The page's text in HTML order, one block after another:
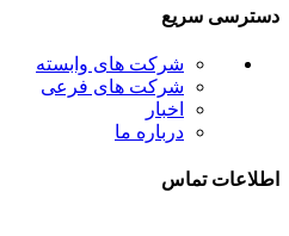
دسترسی سریع
شرکت های وابسته
شرکت های فرعی
اخبار
درباره ما
اطلاعات تماس